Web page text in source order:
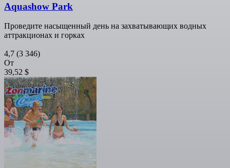
Aquashow Park
Проведите насыщенный день на захватывающих водных
аттракционах и горках
4,7 (3 346)
От
39,52 $